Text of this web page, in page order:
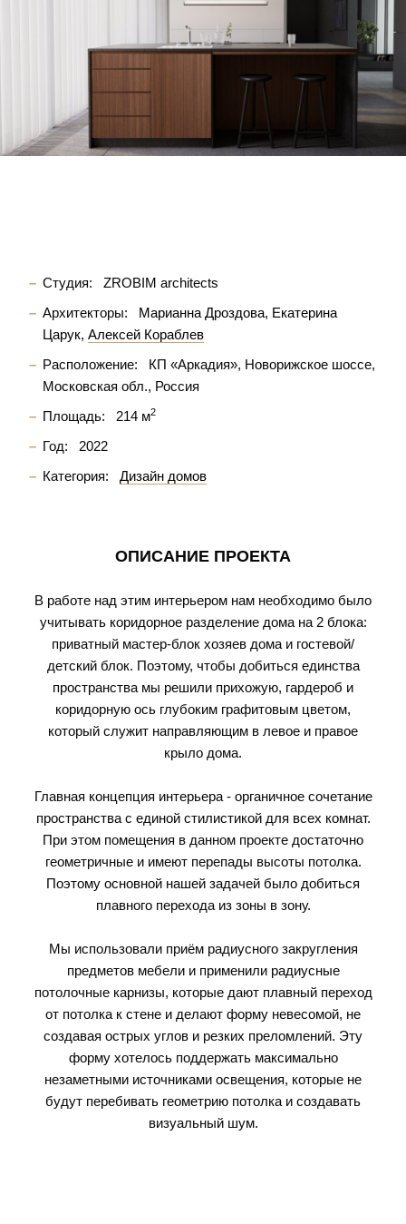
Студия:
ZROBIM architects
Архитекторы:
Марианна Дроздова Екатерина
Царук Алексей Кораблев
Расположение:
КП «Аркадия», Новорижское шоссе,
Московская обл., Россия
Площадь:
214 м2
Год:
2022
Категория:
Дизайн домов
ОПИСАНИЕ ПРОЕКТА
В работе над этим интерьером нам необходимо было
учитывать коридорное разделение дома на 2 блока:
приватный мастер-блок хозяев дома и гостевой/
детский блок. Поэтому, чтобы добиться единства
пространства мы решили прихожую, гардероб и
коридорную ось глубоким графитовым цветом,
который служит направляющим в левое и правое
крыло дома.
Главная концепция интерьера - органичное сочетание
пространства с единой стилистикой для всех комнат.
При этом помещения в данном проекте достаточно
геометричные и имеют перепады высоты потолка.
Поэтому основной нашей задачей было добиться
плавного перехода из зоны в зону.
Мы использовали приём радиусного закругления
предметов мебели и применили радиусные
потолочные карнизы, которые дают плавный переход
от потолка к стене и делают форму невесомой, не
создавая острых углов и резких преломлений. Эту
форму хотелось поддержать максимально
незаметными источниками освещения, которые не
будут перебивать геометрию потолка и создавать
визуальный шум.